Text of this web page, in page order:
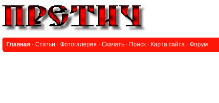
Главная · Статьи · Фотогалерея · Скачать · Поиск · Карта сайта · Форум